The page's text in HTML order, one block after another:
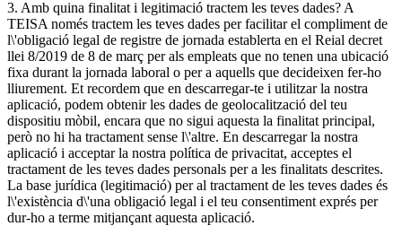
3. Amb quina finalitat i legitimació tractem les teves dades? A
TEISA només tractem les teves dades per facilitar el compliment de
l\'obligació legal de registre de jornada establerta en el Reial decret
llei 8/2019 de 8 de març per als empleats que no tenen una ubicació
fixa durant la jornada laboral o per a aquells que decideixen fer-ho
lliurement. Et recordem que en descarregar-te i utilitzar la nostra
aplicació, podem obtenir les dades de geolocalització del teu
dispositiu mòbil, encara que no sigui aquesta la finalitat principal,
però no hi ha tractament sense l\'altre. En descarregar la nostra
aplicació i acceptar la nostra política de privacitat, acceptes el
tractament de les teves dades personals per a les finalitats descrites.
La base jurídica (legitimació) per al tractament de les teves dades és
l\'existència d\'una obligació legal i el teu consentiment exprés per
dur-ho a terme mitjançant aquesta aplicació.